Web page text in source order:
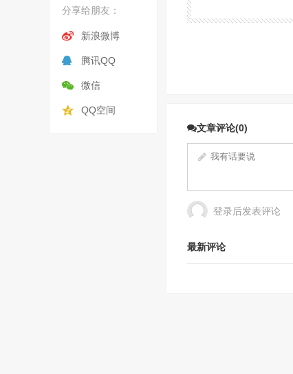
分享给朋友：
新浪微博
腾讯QQ
微信
QQ空间
文章评论(0)
登录后发表评论
最新评论